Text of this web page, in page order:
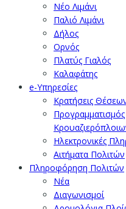
Νέο Λιμάνι
Παλιό Λιμάνι
Δήλος
Ορνός
Πλατύς Γιαλός
Καλαφάτης
e-Υπηρεσίες
Κρατήσεις
Ηλεκτρονικές
Αιτήματα Πολιτών
Πληροφόρηση Πολιτών
Νέα
Διαγωνισμοί